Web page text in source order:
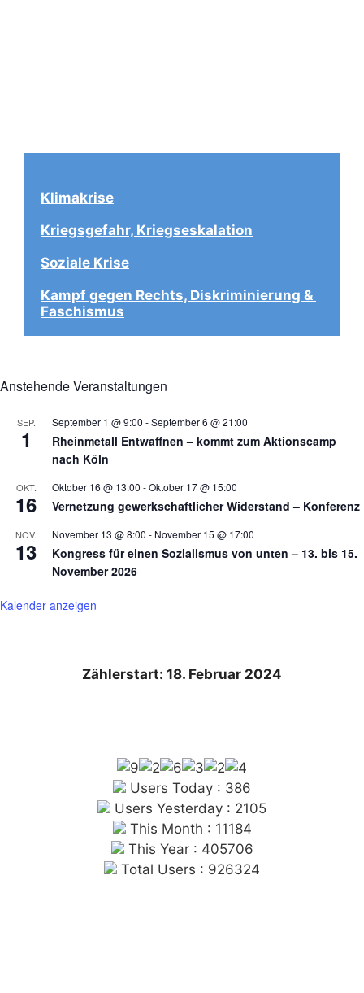
Klimakrise
Kriegsgefahr, Kriegseskalation
Soziale Krise
Kampf gegen Rechts, Diskriminierung &
Faschismus
Anstehende Veranstaltungen
SEP.
1
September 1 @ 9:00 -September 6 @ 21:00
Rheinmetall Entwaffnen – kommt zum Aktionscamp
nach Köln
OKT.
16
Oktober 16 @ 13:00 -Oktober 17 @ 15:00
Vernetzung gewerkschaftlicher Widerstand – Konferenz
NOV.
13
November 13 @ 8:00 - November 15 @ 17:00
Kongress für einen Sozialismus von unten – 13. bis 15.
November 2026
Kalender anzeigen
Zählerstart: 18. Februar 2024
Users Today : 386
Users Yesterday : 2105
This Month : 11184
This Year : 405706
Total Users : 926324